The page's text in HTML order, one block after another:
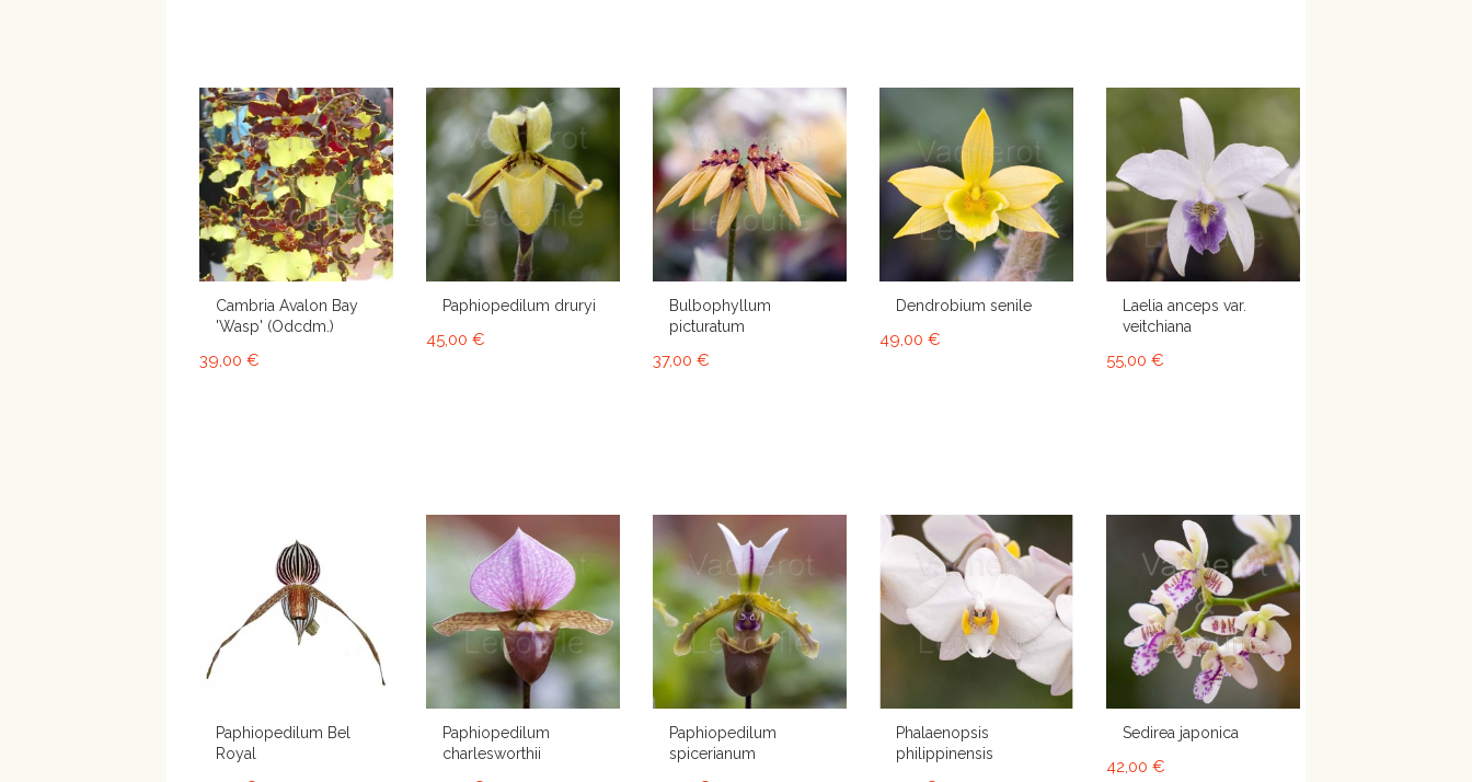
Cambria Avalon Bay
'Wasp' (Odcdm.)
39,00 €
Paphiopedilum druryi
45,00 €
Bulbophyllum
picturatum
37,00 €
Dendrobium senile
49,00 €
Laelia anceps var.
veitchiana
55,00 €
Paphiopedilum Bel
Royal
Paphiopedilum
charlesworthii
Paphiopedilum
spicerianum
Phalaenopsis
philippinensis
Sedirea japonica
42,00 €